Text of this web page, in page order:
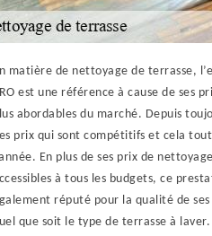
matière de nettoyage de terrasse,
est une référence à cause de ses
abordables du marché. Depuis
prix qui sont compétitifs et cela
En plus de ses prix de
à tous les budgets, ce
réputé pour la qualité de
que soit le type de terrasse à laver.